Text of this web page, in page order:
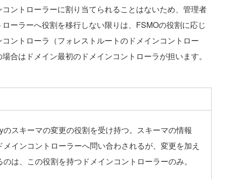
ントローラーに割り当てられることはないため、管理者
ーラーへ役割を移行しない限りは、FSMOの役割に応じ
ントローラ（フォレストルートのドメインコントロー
合はドメイン最初のドメインコントローラが担います。
のスキーマの変更の役割を受け持つ。スキーマの情報
メインコントローラーへ問い合わされるが、変更を加え
は、この役割を持つドメインコントローラーのみ。